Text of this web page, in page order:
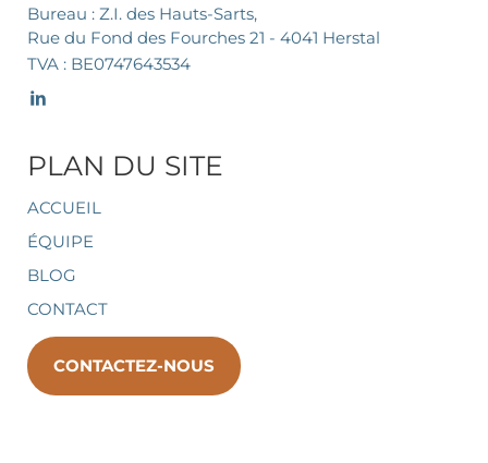
Bureau : Z.I. des Hauts-Sarts,
Rue du Fond des Fourches 21 - 4041 Herstal
TVA : BE0747643534
PLAN DU SITE
ACCUEIL
ÉQUIPE
BLOG
CONTACT
CONTACTEZ-NOUS